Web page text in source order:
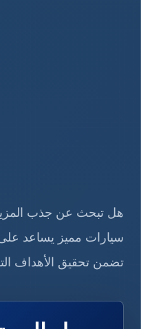
هل تبحث عن جذب المزيد
سيارات مميز يساعد
تضمن تحقيق الأهداف